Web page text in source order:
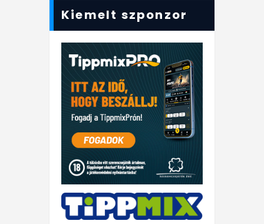
Kiemelt szponzor